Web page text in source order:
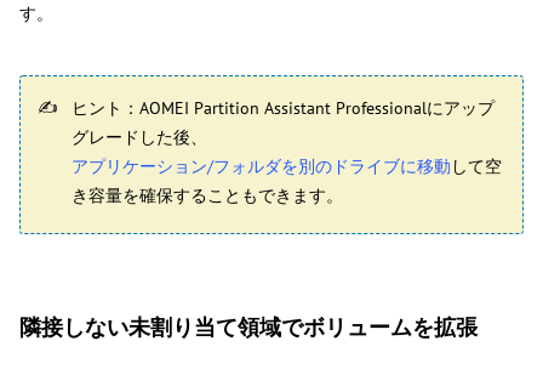
す。
ヒント：AOMEI Partition Assistant Professionalにアップ
グレードした後、
アプリケーション/フォルダを別のドライブに移動 して空
き容量を確保することもできます。
隣接しない未割り当て領域でボリュームを拡張